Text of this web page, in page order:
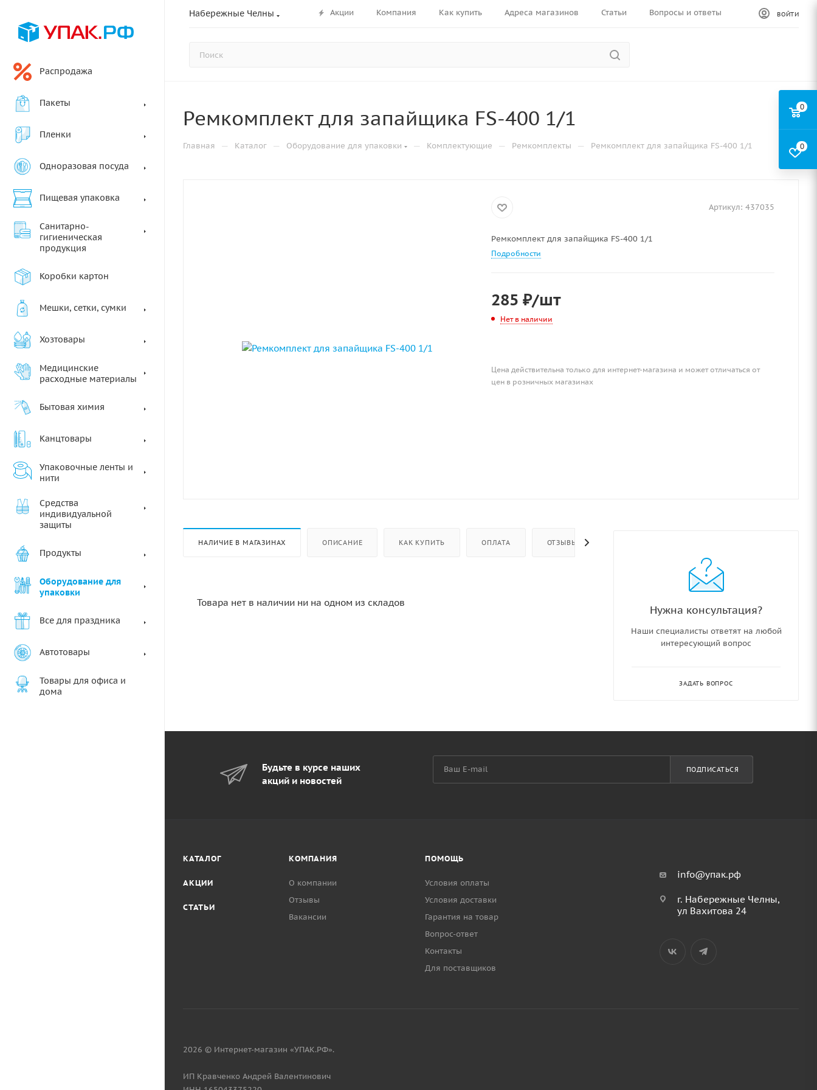
Набережные Челны Акции Компания Как купить Адреса магазинов Статьи Вопросы и ответы ВОЙТИ
Распродажа
Пакеты
Пленки
Одноразовая посуда
Пищевая упаковка
Санитарно-
гигиеническая
продукция
Коробки картон
Мешки, сетки, сумки
Хозтовары
Медицинские
расходные материалы
Бытовая химия
Канцтовары
Упаковочные ленты и
нити
Средства
индивидуальной
защиты
Продукты
Оборудование для
упаковки
Все для праздника
Автотовары
Товары для офиса и
дома
Ремкомплект для запайщика FS-400 1/1
Главная — Каталог — Оборудование для упаковки — Комплектующие — Ремкомплекты — Ремкомплект для запайщика FS-400 1/1
Артикул: 437035
Ремкомплект для запайщика FS-400 1/1
Подробности
285 ₽/шт
Нет в наличии
Цена действительна только для интернет-магазина и может отличаться от
цен в розничных магазинах
НАЛИЧИЕ В МАГАЗИНАХ ОПИСАНИЕ КАК КУПИТЬ ОПЛАТА ОТЗЫВЫ
Товара нет в наличии ни на одном из складов
Нужна консультация?
Наши специалисты ответят на любой
интересующий вопрос
ЗАДАТЬ ВОПРОС
Будьте в курсе наших
акций и новостей
ПОДПИСАТЬСЯ
КАТАЛОГ
АКЦИИ
СТАТЬИ
КОМПАНИЯ
О компании
Отзывы
Вакансии
ПОМОЩЬ
Условия оплаты
Условия доставки
Гарантия на товар
Вопрос-ответ
Контакты
Для поставщиков
info@упак.рф
г. Набережные Челны,
ул Вахитова 24
2026 © Интернет-магазин «УПАК.РФ».
ИП Кравченко Андрей Валентинович
0
0